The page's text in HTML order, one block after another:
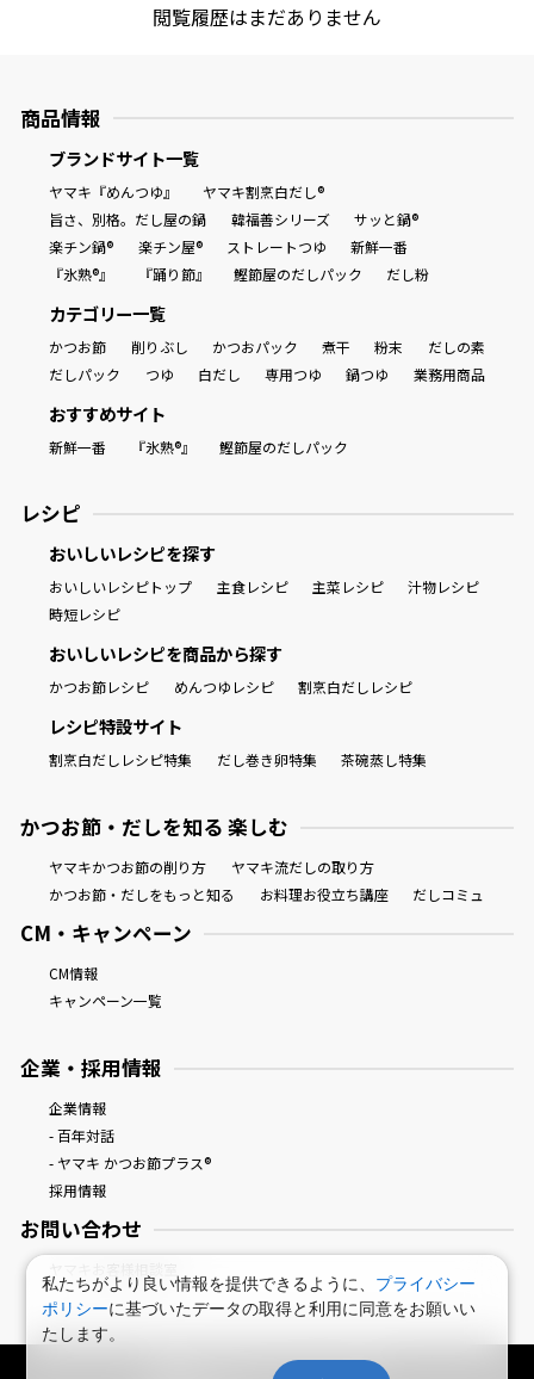
閲覧履歴はまだありません
商品情報
ブランドサイト一覧
ヤマキ『めんつゆ』
ヤマキ割烹白だし®
旨さ、別格。だし屋の鍋
韓福善シリーズ
サッと鍋®
楽チン鍋®
楽チン屋® ストレートつゆ
新鮮一番
『氷熟®』
『踊り節』 鰹節屋のだしパック だし粉
カテゴリー一覧
かつお節 削りぶし かつおパック 煮干 粉末
だしの素
だしパック
つゆ 白だし 専用つゆ 鍋つゆ 業務用商品
おすすめサイト
新鮮一番 『氷熟®』 鰹節屋のだしパック
レシピ
おいしいレシピを探す
おいしいレシピトップ 主食レシピ 主菜レシピ
汁物レシピ
時短レシピ
おいしいレシピを商品から探す
かつお節レシピ めんつゆレシピ 割烹白だしレシピ
レシピ特設サイト
割烹白だしレシピ特集 だし巻き卵特集 茶碗蒸し特集
かつお節・だしを知る 楽しむ
ヤマキかつお節の削り方
ヤマキ流だしの取り方
かつお節・だしをもっと知る
お料理お役立ち講座 だしコミュ
CM・キャンペーン
CM情報
キャンペーン一覧
企業・採用情報
企業情報
- 百年対話
- ヤマキ かつお節プラス®
採用情報
お問い合わせ
鰹節屋・だし屋、ヤマキ。 : HOME
私たちがより良い情報を提供できるように、 プライバシー
ポリシーに基づいたデータの取得と利用に同意をお願いい
たします。